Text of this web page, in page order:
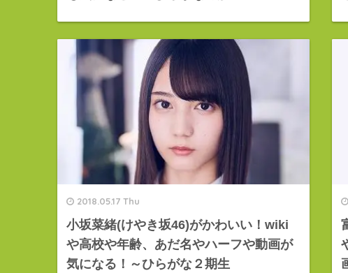
2018.05.17 Thu
小坂菜緒(けやき坂46)がかわいい！wiki
や高校や年齢、あだ名やハーフや動画が
気になる！～ひらがな２期生